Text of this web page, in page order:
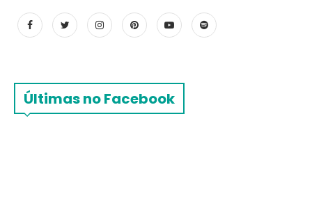
Últimas no Facebook